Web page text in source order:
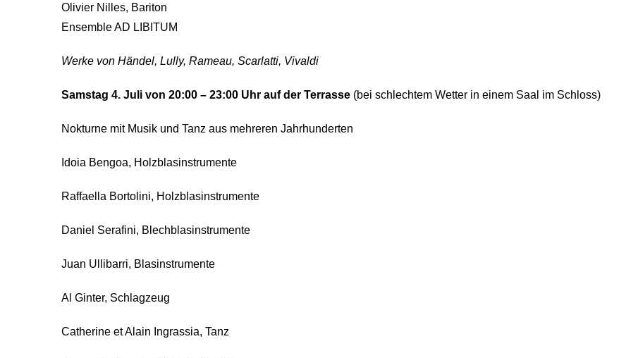
Olivier Nilles, Bariton
Ensemble AD LIBITUM
Werke von Händel, Lully, Rameau, Scarlatti, Vivaldi
Samstag 4. Juli von 20:00 – 23:00 Uhr auf der Terrasse (bei schlechtem Wetter in einem Saal im Schloss)
Nokturne mit Musik und Tanz aus mehreren Jahrhunderten
Idoia Bengoa, Holzblasinstrumente
Raffaella Bortolini, Holzblasinstrumente
Daniel Serafini, Blechblasinstrumente
Juan Ullibarri, Blasinstrumente
Al Ginter, Schlagzeug
Catherine et Alain Ingrassia, Tanz